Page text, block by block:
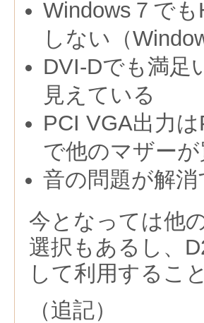
Windows７で
しない（
DVI-Dでも満足
見えている
PCI VGA出力
で他のマザーが
音の問題が解
今となっては他
選択もあるし、
して利用するこ
（追記）